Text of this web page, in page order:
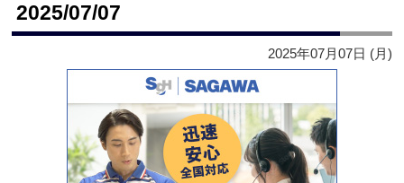
2025/07/07
2025年07月07日 (月)